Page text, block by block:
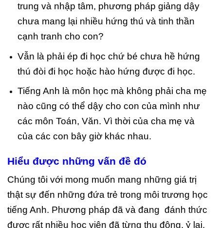
trung và nhập tâm, phương pháp giảng dậy
chưa mang lại nhiều hứng thú và tinh thần
cạnh tranh cho con?
Vẫn là phải ép đi học chứ bé chưa hề hứng
thú đòi đi học hoặc hào hứng được đi học.
Tiếng Anh là môn học mà không phải cha mẹ
nào cũng có thể dậy cho con của mình như
các môn Toán, Văn. Vì thời của cha mẹ và
của các con bây giờ khác nhau.
Hiểu được những vấn đề đó
Chúng tôi với mong muốn mang những giá trị
thật sự đến những đứa trẻ trong môi trương học
tiếng Anh. Phương pháp đã và đang đánh thức
được rất nhiều học viên đã từng thụ động, ỷ lại,